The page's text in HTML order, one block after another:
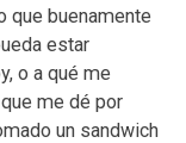
que buenamente
estar
o a qué me
me dé por
un sandwich